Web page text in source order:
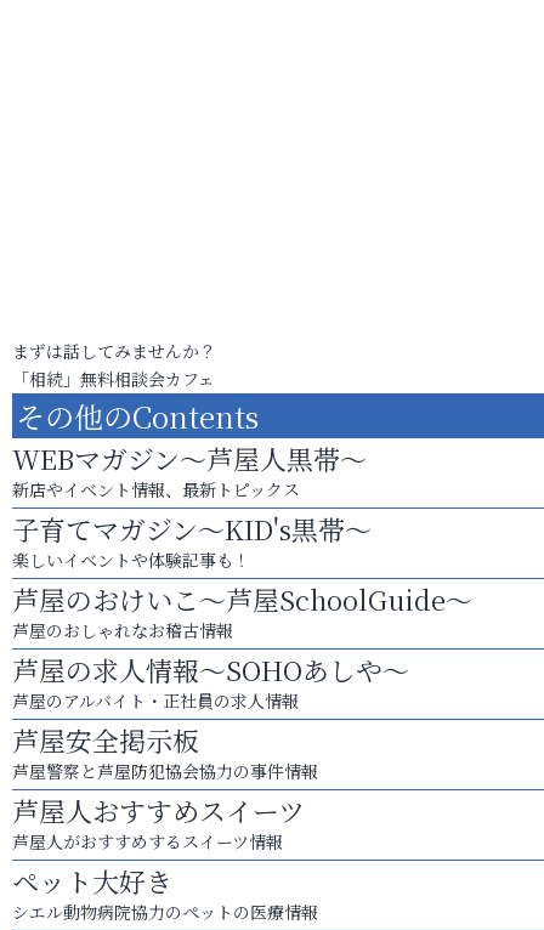
まずは話してみませんか？
「相続」無料相談会カフェ
その他のContents
WEBマガジン～芦屋人黒帯～
新店やイベント情報、最新トピックス
子育てマガジン～KID's黒帯～
楽しいイベントや体験記事も！
芦屋のおけいこ～芦屋SchoolGuide～
芦屋のおしゃれなお稽古情報
芦屋の求人情報～SOHOあしや～
芦屋のアルバイト・正社員の求人情報
芦屋安全掲示板
芦屋警察と芦屋防犯協会協力の事件情報
芦屋人おすすめスイーツ
芦屋人がおすすめするスイーツ情報
ペット大好き
シエル動物病院協力のペットの医療情報